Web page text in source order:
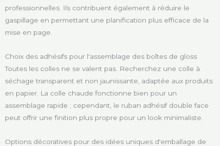
professionnelles. Ils contribuent également à réduire le
gaspillage en permettant une planification plus efficace de la
mise en page.
Choix des adhésifs pour l'assemblage des boîtes de gloss
Toutes les colles ne se valent pas. Recherchez une colle à
séchage transparent et non jaunissante, adaptée aux produits
en papier. La colle chaude fonctionne bien pour un
assemblage rapide ; cependant, le ruban adhésif double face
peut offrir une finition plus propre pour un look minimaliste.
Options décoratives pour des idées uniques d'emballage de